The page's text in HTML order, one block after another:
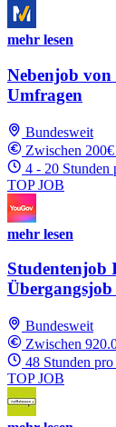
mehr lesen
Nebenjob von
Umfragen
Bundesweit
Zwischen
4 - 20 Stunden
TOP JOB
mehr lesen
Studentenjob
Übergangsjob
Bundesweit
Zwischen
48 Stunden
TOP JOB